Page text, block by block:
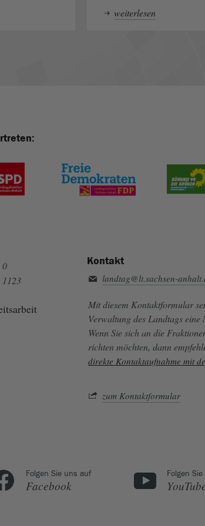
weiterlesen
0
Kontakt
landtag@lt.sachsen-
Mit diesem Kontaktformular
Verwaltung des Landtags eine
Wenn Sie sich an die
richten möchten, dann
direkte Kontaktaufnahme mit
zum Kontaktformular
Folgen Sie uns auf
Facebook
Folgen